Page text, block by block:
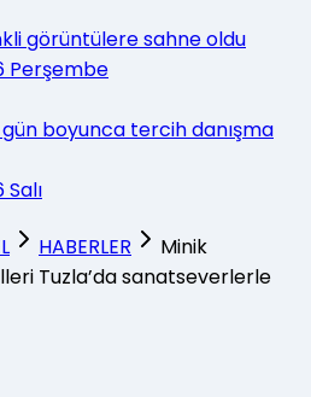
görüntülere sahne oldu
Perşembe
gün boyunca tercih danışma
HABERLER
Minik
Tuzla’da sanatseverlerle